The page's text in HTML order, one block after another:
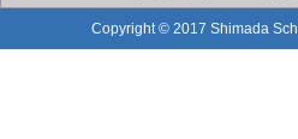
Copyright © 2017 Shimada